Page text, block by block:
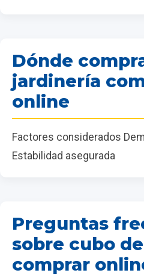
Dónde
jardinería
online
Factores considerados
Estabilidad asegurada
Preguntas
sobre cubo
comprar